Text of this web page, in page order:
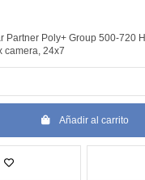
Partner Poly+ Group 500-720
camera, 24x7
Añadir al carrito